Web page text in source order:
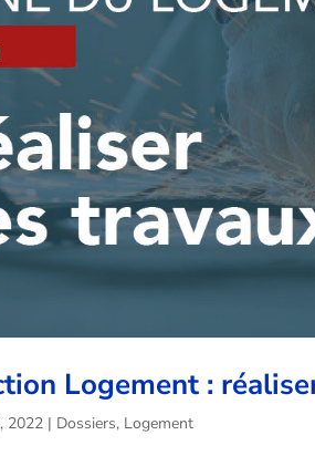
Logement :
2022 | Dossiers, Logement